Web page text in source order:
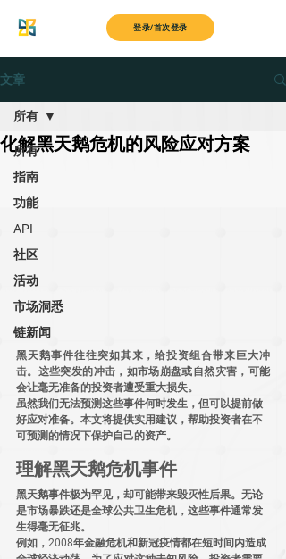
登录/首次登录
文章
所有
指南
功能
API
社区
活动
市场洞悉
链新闻
所有
化解黑天鹅危机的风险应对方案
黑天鹅事件往往突如其来，给投资组合带来巨大冲
击。这些突发的冲击，如市场崩盘或自然灾害，可能
会让毫无准备的投资者遭受重大损失。
虽然我们无法预测这些事件何时发生，但可以提前做
好应对准备。本文将提供实用建议，帮助投资者在不
可预测的情况下保护自己的资产。
理解黑天鹅危机事件
黑天鹅事件极为罕见，却可能带来毁灭性后果。无论
是市场暴跌还是全球公共卫生危机，这些事件通常发
生得毫无征兆。
例如，2008年金融危机和新冠疫情都在短时间内造成